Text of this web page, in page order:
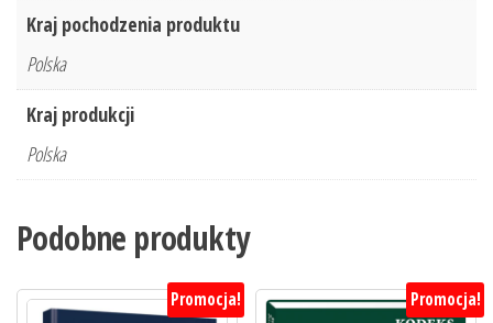
Kraj pochodzenia produktu
Polska
Kraj produkcji
Polska
Podobne produkty
Promocja! Promocja!